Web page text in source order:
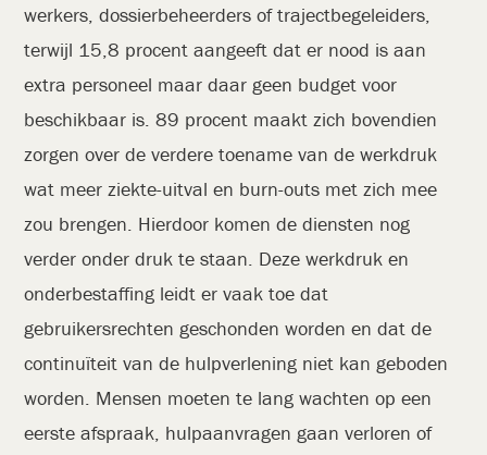
werkers, dossierbeheerders of trajectbegeleiders,
terwijl 15,8 procent aangeeft dat er nood is aan
extra personeel maar daar geen budget voor
beschikbaar is. 89 procent maakt zich bovendien
zorgen over de verdere toename van de werkdruk
wat meer ziekte-uitval en burn-outs met zich mee
zou brengen. Hierdoor komen de diensten nog
verder onder druk te staan. Deze werkdruk en
onderbestaffing leidt er vaak toe dat
gebruikersrechten geschonden worden en dat de
continuïteit van de hulpverlening niet kan geboden
worden. Mensen moeten te lang wachten op een
eerste afspraak, hulpaanvragen gaan verloren of